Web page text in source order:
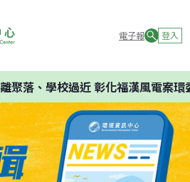
電子報 登入
落、學校過近 彰化福漢風電案環委